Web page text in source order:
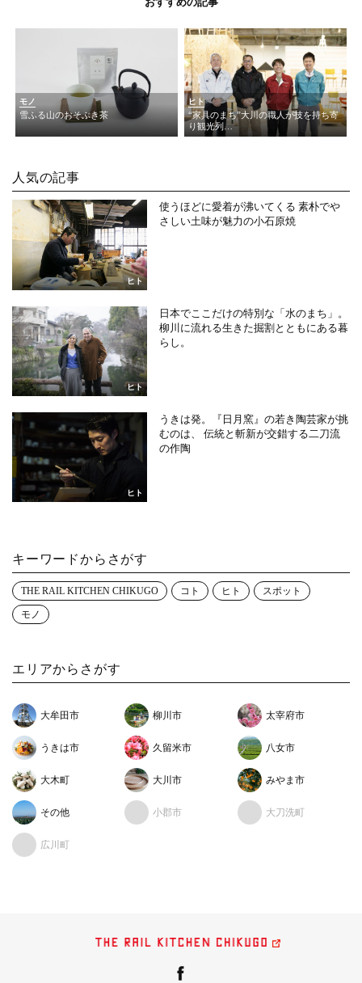
モノ
雪ふる山のおそぶき茶
ヒト
“家具のまち”大川の職人が技を持ち寄
り観光列…
人気の記事
ヒト
使うほどに愛着が沸いてくる 素朴でや
さしい土味が魅力の小石原焼
ヒト
日本でここだけの特別な「水のまち」。
柳川に流れる生きた掘割とともにある暮
らし。
ヒト
うきは発。『日月窯』の若き陶芸家が挑
むのは、 伝統と斬新が交錯する二刀流
の作陶
キーワードからさがす
THE RAIL KITCHEN CHIKUGO コト ヒト スポット
モノ
エリアからさがす
大牟田市 柳川市 太宰府市
うきは市 久留米市 八女市
大木町 大川市 みやま市
その他 小郡市 大刀洗町
広川町